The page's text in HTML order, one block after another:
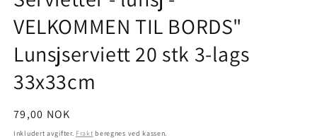
VELKOMMEN TIL BORDS"
Lunsjserviett 20 stk 3-lags
33x33cm
Vanlig
pris
79,00 NOK
Inkludert avgifter. Frakt beregnes ved kassen.